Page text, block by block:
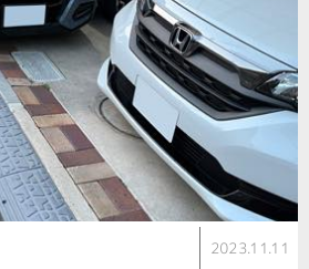
2023.11.11